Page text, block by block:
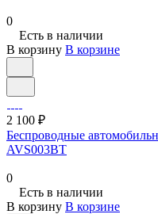
0
Есть в наличии
В корзину В корзине
2 100 ₽
Беспроводные
AVS003BT
0
Есть в наличии
В корзину В корзине